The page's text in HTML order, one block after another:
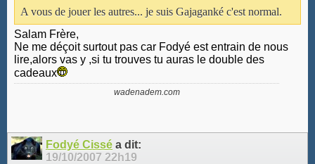
A vous de jouer les autres... je suis Gajaganké c'est normal.
Salam Frère,
Ne me déçoit surtout pas car Fodyé est entrain de nous
lire,alors vas y ,si tu trouves tu auras le double des
cadeaux
wadenadem.com
Fodyé Cissé a dit:
19/10/2007 22h19